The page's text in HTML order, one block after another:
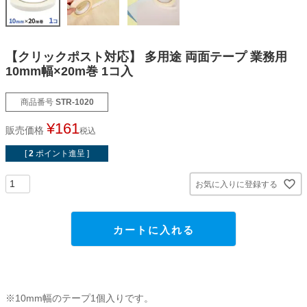
くりぴた浮きウキシリーズ
フック
特殊粘着・吸着シート
【クリックポスト対応】 多用途 両面テープ 業務用
10mm幅×20m巻 1コ入
商品番号 STR-1020
販売価格 ¥161税込
[ 2 ポイント進呈 ]
お気に入りに登録する
カートに入れる
※10mm幅のテープ1個入りです。